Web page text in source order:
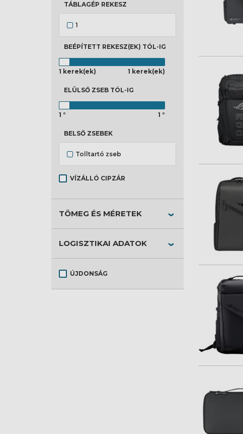
TÁBLAGÉP REKESZ
1
BEÉPÍTETT REKESZ(EK) TÓL-IG
1 kerek(ek) 1 kerek(ek)
ELÜLSŐ ZSEB TÓL-IG
1 ° 1 °
BELSŐ ZSEBEK
Tolltartó zseb
VÍZÁLLÓ CIPZÁR
TÖMEG ÉS MÉRETEK
LOGISZTIKAI ADATOK
ÚJDONSÁG